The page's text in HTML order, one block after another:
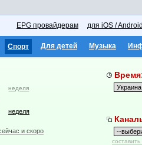
EPG провайдерам для iOS /
Спорт Для детей Музыка
неделя
неделя
и скоро